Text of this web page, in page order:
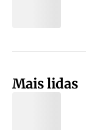
Mais lidas